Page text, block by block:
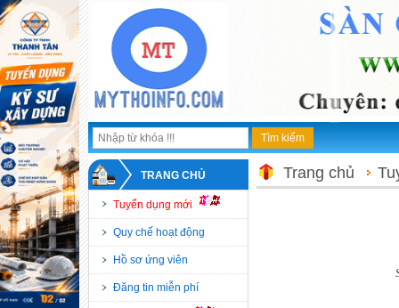
TRANG CHỦ
Tuyển dụng mới
Quy chế hoạt động
Hồ sơ ứng viên
Đăng tin miễn phí
Trang chủ